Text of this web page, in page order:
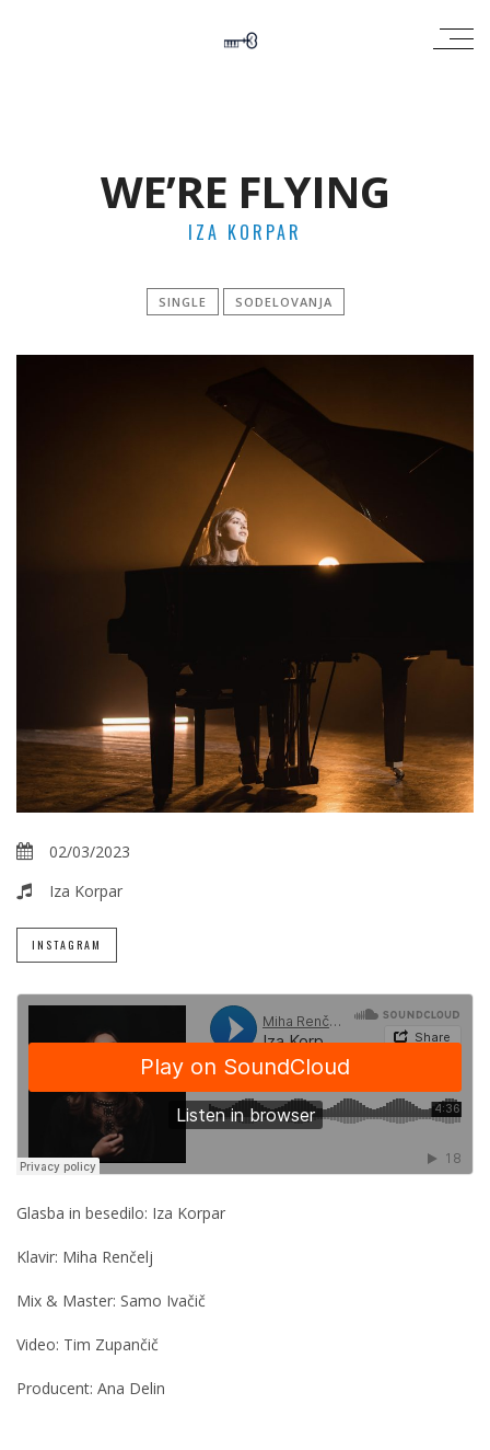
WE’RE FLYING
IZA KORPAR
SINGLE SODELOVANJA
02/03/2023
Iza Korpar
INSTAGRAM
Glasba in besedilo: Iza Korpar
Klavir: Miha Renčelj
Mix & Master: Samo Ivačič
Video: Tim Zupančič
Producent: Ana Delin